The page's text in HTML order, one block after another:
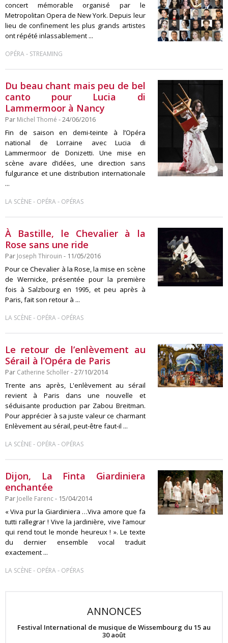
concert mémorable organisé par le
Metropolitan Opera de New York. Depuis leur
lieu de confinement les plus grands artistes
ont répété inlassablement ...
OPÉRA- STREAMING
Du beau chant mais peu de bel
canto pour Lucia di
Lammermoor à Nancy
Par Michel Thomé - 24/06/2016
Fin de saison en demi-teinte à l’Opéra
national de Lorraine avec Lucia di
Lammermoor de Donizetti. Une mise en
scène avare d’idées, une direction sans
fulgurance et une distribution internationale
...
LA SCÈNE- OPÉRA- OPÉRAS
À Bastille, le Chevalier à la
Rose sans une ride
Par Joseph Thirouin - 11/05/2016
Pour ce Chevalier à la Rose, la mise en scène
de Wernicke, présentée pour la première
fois à Salzbourg en 1995, et peu après à
Paris, fait son retour à ...
LA SCÈNE- OPÉRA- OPÉRAS
Le retour de l’enlèvement au
Sérail à l’Opéra de Paris
Par Catherine Scholler- 27/10/2014
Trente ans après, L'enlèvement au sérail
revient à Paris dans une nouvelle et
séduisante production par Zabou Breitman.
Pour apprécier à sa juste valeur ce charmant
Enlèvement au sérail, peut-être faut-il ...
LA SCÈNE- OPÉRA- OPÉRAS
Dijon, La Finta Giardiniera
enchantée
Par Joelle Farenc- 15/04/2014
« Viva pur la Giardiniera …Viva amore que fa
tutti rallegrar ! Vive la jardinière, vive l’amour
qui rend tout le monde heureux ! ». Le texte
du dernier ensemble vocal traduit
exactement ...
LA SCÈNE- OPÉRA- OPÉRAS
ANNONCES
Festival International de musique de Wissembourg du 15 au
30 août